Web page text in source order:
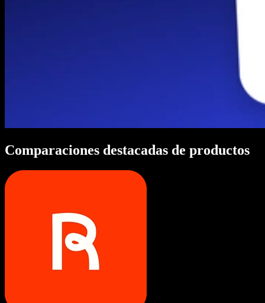
Comparaciones destacadas de productos